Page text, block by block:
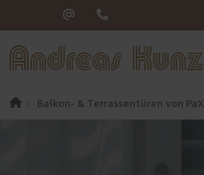
Balkon- & Terrassentüren von PaX